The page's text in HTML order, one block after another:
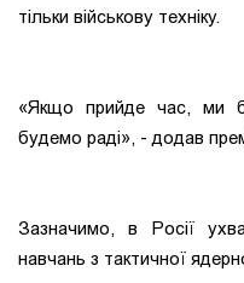
тільки військову техніку.
«Якщо прийде час, ми
будемо раді», - додав
Зазначимо, в Росії
навчань з тактичної